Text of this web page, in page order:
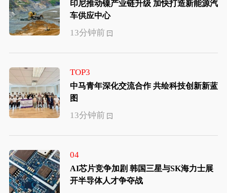
印尼推动镍产业链升级 加快打造新能源汽
车供应中心
13分钟前
TOP3
中马青年深化交流合作 共绘科技创新新蓝
图
13分钟前
04
AI芯片竞争加剧 韩国三星与SK海力士展
开半导体人才争夺战